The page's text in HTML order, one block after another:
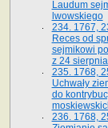
Laudum
lwowskiego
234. 1767,
Reces od
sejmikowi
z 24 sierpnia
235. 1768,
Uchwały
do
236. 1768,